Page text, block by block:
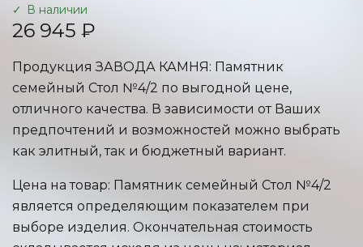
В наличии
26 945 ₽
Продукция ЗАВОДА КАМНЯ: Памятник
семейный Стол №4/2 по выгодной цене,
отличного качества. В зависимости от Ваших
предпочтений и возможностей можно выбрать
как элитный, так и бюджетный вариант.
Цена на товар: Памятник семейный Стол №4/2
является определяющим показателем при
выборе изделия. Окончательная стоимость